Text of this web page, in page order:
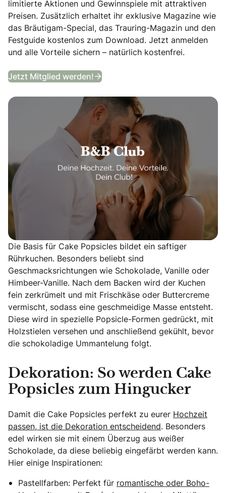
limitierte Aktionen und Gewinnspiele mit attraktiven
Preisen. Zusätzlich erhaltet ihr exklusive Magazine wie
das Bräutigam-Special, das Trauring-Magazin und den
Festguide kostenlos zum Download. Jetzt anmelden
und alle Vorteile sichern – natürlich kostenfrei.
Jetzt Mitglied werden! B&B Club
Die Basis für Cake Popsicles bildet ein saftiger
Rührkuchen. Besonders beliebt sind
Geschmacksrichtungen wie Schokolade, Vanille oder
Himbeer-Vanille. Nach dem Backen wird der Kuchen
fein zerkrümelt und mit Frischkäse oder Buttercreme
vermischt, sodass eine geschmeidige Masse entsteht.
Diese wird in spezielle Popsicle-Formen gedrückt, mit
Holzstielen versehen und anschließend gekühlt, bevor
die schokoladige Ummantelung folgt.
Dekoration: So werden Cake
Popsicles zum Hingucker
Damit die Cake Popsicles perfekt zu eurer Hochzeit
passen, ist die Dekoration entscheidend. Besonders
edel wirken sie mit einem Überzug aus weißer
Schokolade, da diese beliebig eingefärbt werden kann.
Hier einige Inspirationen:
Pastellfarben: Perfekt für romantische oder Boho-